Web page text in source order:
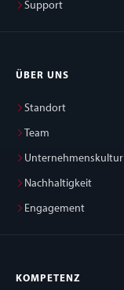
Support
ÜBER UNS
Standort
Team
Unternehmenskultur
Nachhaltigkeit
Engagement
KOMPETENZ